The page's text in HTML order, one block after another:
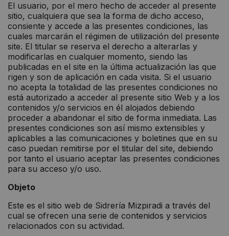
El usuario, por el mero hecho de acceder al presente
sitio, cualquiera que sea la forma de dicho acceso,
consiente y accede a las presentes condiciones, las
cuales marcarán el régimen de utilización del presente
site. El titular se reserva el derecho a alterarlas y
modificarlas en cualquier momento, siendo las
publicadas en el site en la última actualización las que
rigen y son de aplicación en cada visita. Si el usuario
no acepta la totalidad de las presentes condiciones no
está autorizado a acceder al presente sitio Web y a los
contenidos y/o servicios en él alojados debiendo
proceder a abandonar el sitio de forma inmediata. Las
presentes condiciones son así mismo extensibles y
aplicables a las comunicaciones y boletines que en su
caso puedan remitirse por el titular del site, debiendo
por tanto el usuario aceptar las presentes condiciones
para su acceso y/o uso.
Objeto
Este es el sitio web de Sidrería Mizpiradi a través del
cual se ofrecen una serie de contenidos y servicios
relacionados con su actividad.